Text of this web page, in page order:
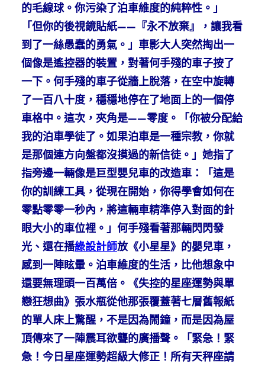
的毛線球。你污染了泊車維度的純粹性。」
「但你的後視鏡貼紙——『永不放棄』，讓我看
到了一絲愚蠢的勇氣。」車影大人突然掏出一
個像是遙控器的裝置，對著何手殘的車子按了
一下。何手殘的車子從牆上脫落，在空中旋轉
了一百八十度，穩穩地停在了地面上的一個停
車格中。這次，夾角是——零度。「你被分配給
我的泊車學徒了。如果泊車是一種宗教，你就
是那個連方向盤都沒摸過的新信徒。」她指了
指旁邊一輛像是巨型嬰兒車的改造車：「這是
你的訓練工具，從現在開始，你得學會如何在
零點零零一秒內，將這輛車精準停入對面的針
眼大小的車位裡。」何手殘看著那輛閃閃發
光、還在播綠設計師放《小星星》的嬰兒車，
感到一陣眩暈。泊車維度的生活，比他想象中
還要無理頭一百萬倍。《失控的星座運勢與單
戀狂想曲》張水瓶從他那張覆蓋著七層舊報紙
的單人床上驚醒，不是因為鬧鐘，而是因為屋
頂傳來了一陣震耳欲聾的廣播聲。「緊急！緊
急！今日星座運勢超級大修正！所有天秤座請